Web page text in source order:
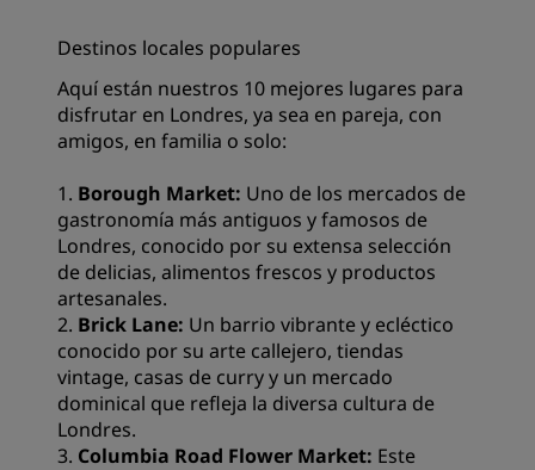
Destinos locales populares
Aquí están nuestros 10 mejores lugares para
disfrutar en Londres, ya sea en pareja, con
amigos, en familia o solo:
1. Borough Market: Uno de los mercados de
gastronomía más antiguos y famosos de
Londres, conocido por su extensa selección
de delicias, alimentos frescos y productos
artesanales.
2. Brick Lane: Un barrio vibrante y ecléctico
conocido por su arte callejero, tiendas
vintage, casas de curry y un mercado
dominical que refleja la diversa cultura de
Londres.
3. Columbia Road Flower Market: Este